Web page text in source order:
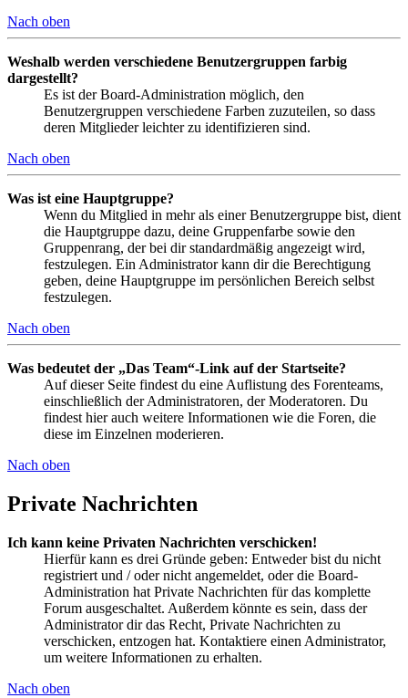
Nach oben
Weshalb werden verschiedene Benutzergruppen farbig
dargestellt?
Es ist der Board-Administration möglich, den
Benutzergruppen verschiedene Farben zuzuteilen, so dass
deren Mitglieder leichter zu identifizieren sind.
Nach oben
Was ist eine Hauptgruppe?
Wenn du Mitglied in mehr als einer Benutzergruppe bist, dient
die Hauptgruppe dazu, deine Gruppenfarbe sowie den
Gruppenrang, der bei dir standardmäßig angezeigt wird,
festzulegen. Ein Administrator kann dir die Berechtigung
geben, deine Hauptgruppe im persönlichen Bereich selbst
festzulegen.
Nach oben
Was bedeutet der „Das Team“-Link auf der Startseite?
Auf dieser Seite findest du eine Auflistung des Forenteams,
einschließlich der Administratoren, der Moderatoren. Du
findest hier auch weitere Informationen wie die Foren, die
diese im Einzelnen moderieren.
Nach oben
Private Nachrichten
Ich kann keine Privaten Nachrichten verschicken!
Hierfür kann es drei Gründe geben: Entweder bist du nicht
registriert und / oder nicht angemeldet, oder die Board-
Administration hat Private Nachrichten für das komplette
Forum ausgeschaltet. Außerdem könnte es sein, dass der
Administrator dir das Recht, Private Nachrichten zu
verschicken, entzogen hat. Kontaktiere einen Administrator,
um weitere Informationen zu erhalten.
Nach oben